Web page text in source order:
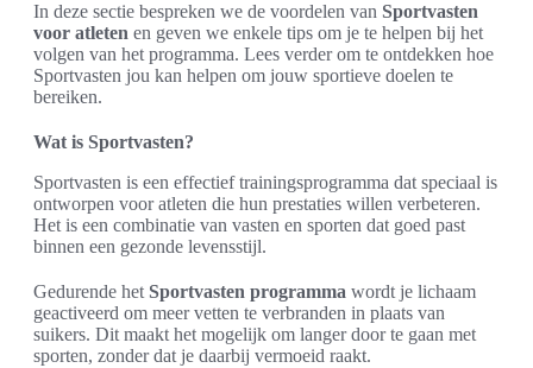
In deze sectie bespreken we de voordelen van Sportvasten
voor atleten en geven we enkele tips om je te helpen bij het
volgen van het programma. Lees verder om te ontdekken hoe
Sportvasten jou kan helpen om jouw sportieve doelen te
bereiken.
Wat is Sportvasten?
Sportvasten is een effectief trainingsprogramma dat speciaal is
ontworpen voor atleten die hun prestaties willen verbeteren.
Het is een combinatie van vasten en sporten dat goed past
binnen een gezonde levensstijl.
Gedurende het Sportvasten programma wordt je lichaam
geactiveerd om meer vetten te verbranden in plaats van
suikers. Dit maakt het mogelijk om langer door te gaan met
sporten, zonder dat je daarbij vermoeid raakt.